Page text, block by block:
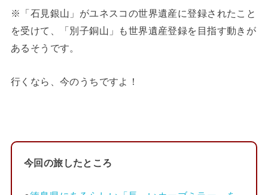
※「石見銀山」がユネスコの世界遺産に登録されたこと
を受けて、「別子銅山」も世界遺産登録を目指す動きが
あるそうです。
行くなら、今のうちですよ！
今回の旅したところ